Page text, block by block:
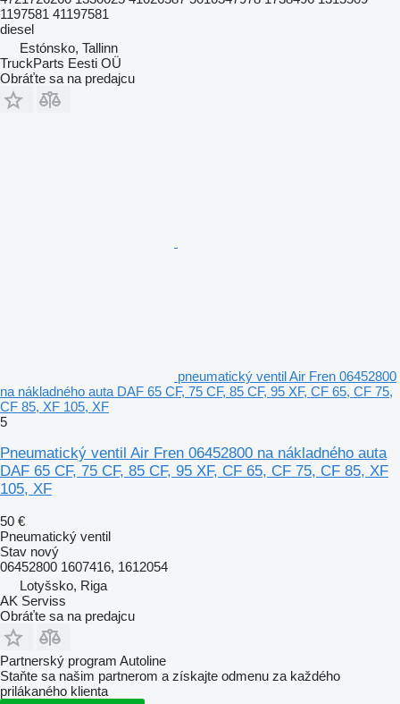
1197581 41197581
diesel
Estónsko, Tallinn
TruckParts Eesti OÜ
Obráťte sa na predajcu
pneumatický ventil Air Fren 06452800
na nákladného auta DAF 65 CF, 75 CF, 85 CF, 95 XF, CF 65, CF 75,
CF 85, XF 105, XF
5
Pneumatický ventil Air Fren 06452800 na nákladného auta
DAF 65 CF, 75 CF, 85 CF, 95 XF, CF 65, CF 75, CF 85, XF
105, XF
50 €
Pneumatický ventil
Stav nový
06452800 1607416, 1612054
Lotyšsko, Riga
AK Serviss
Obráťte sa na predajcu
Partnerský program Autoline
Staňte sa našim partnerom a získajte odmenu za každého
prilákaného klienta